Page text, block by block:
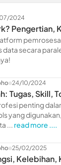
2024
Pengertian,
data secara
24/10/2024
Tugas, Skill,
penting
yang
... read more ....
25/02/2025
Kelebihan,